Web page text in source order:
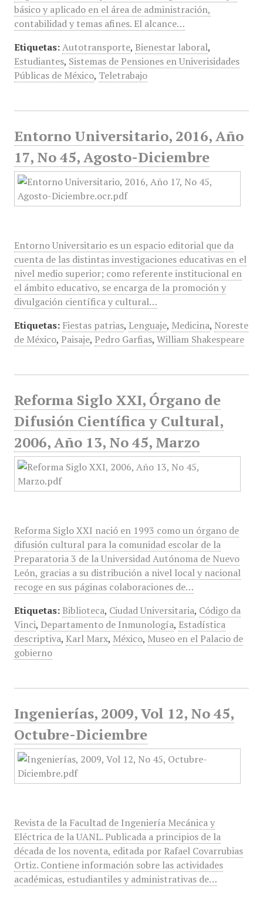
básico y aplicado en el área de administración,
contabilidad y temas afines. El alcance…
Etiquetas: Autotransporte, Bienestar laboral,
Estudiantes, Sistemas de Pensiones en Univerisidades
Públicas de México, Teletrabajo
Entorno Universitario, 2016, Año
17, No 45, Agosto-Diciembre
Entorno Universitario es un espacio editorial que da
cuenta de las distintas investigaciones educativas en el
nivel medio superior; como referente institucional en
el ámbito educativo, se encarga de la promoción y
divulgación científica y cultural…
Etiquetas: Fiestas patrias, Lenguaje, Medicina, Noreste
de México, Paisaje, Pedro Garfias, William Shakespeare
Reforma Siglo XXI, Órgano de
Difusión Científica y Cultural,
2006, Año 13, No 45, Marzo
Reforma Siglo XXI nació en 1993 como un órgano de
difusión cultural para la comunidad escolar de la
Preparatoria 3 de la Universidad Autónoma de Nuevo
León, gracias a su distribución a nivel local y nacional
recoge en sus páginas colaboraciones de…
Etiquetas: Biblioteca, Ciudad Universitaria, Código da
Vinci, Departamento de Inmunología, Estadística
descriptiva, Karl Marx, México, Museo en el Palacio de
gobierno
Ingenierías, 2009, Vol 12, No 45,
Octubre-Diciembre
Revista de la Facultad de Ingeniería Mecánica y
Eléctrica de la UANL. Publicada a principios de la
década de los noventa, editada por Rafael Covarrubias
Ortiz. Contiene información sobre las actividades
académicas, estudiantiles y administrativas de…